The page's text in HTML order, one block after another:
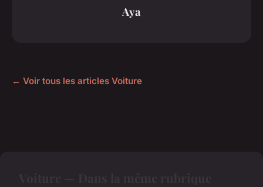
Aya
← Voir tous les articles Voiture